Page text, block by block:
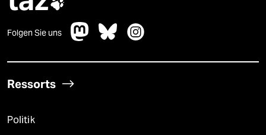
Folgen Sie uns
Ressorts
Politik